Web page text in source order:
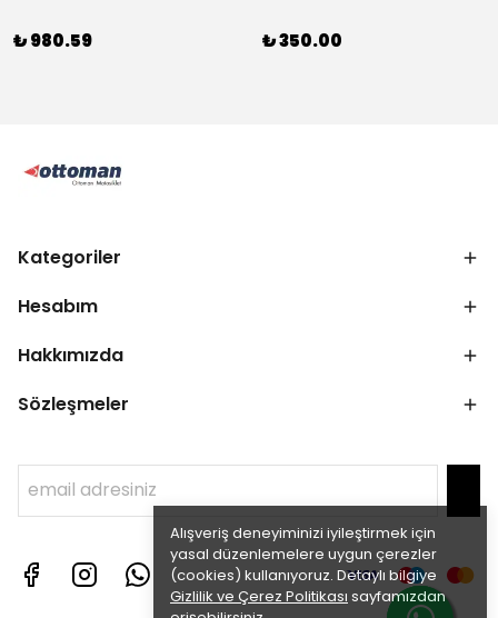
Alışveriş deneyiminizi iyileştirmek için
yasal düzenlemelere uygun çerezler
(cookies) kullanıyoruz. Detaylı bilgiye
Gizlilik ve Çerez Politikası sayfamızdan
₺ 980.59 ₺ 350.00
Kategoriler
Hesabım
Hakkımızda
Sözleşmeler